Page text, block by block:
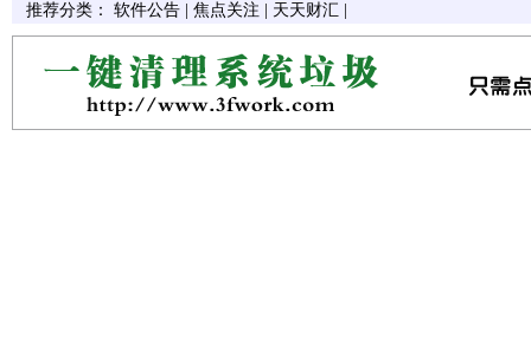
推荐分类： 软件公告 焦点关注 天天财汇